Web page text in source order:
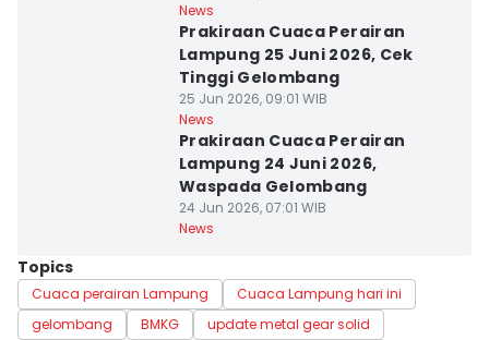
News
Prakiraan Cuaca Perairan
Lampung 25 Juni 2026, Cek
Tinggi Gelombang
25 Jun 2026, 09:01 WIB
News
Prakiraan Cuaca Perairan
Lampung 24 Juni 2026,
Waspada Gelombang
24 Jun 2026, 07:01 WIB
News
Topics
Cuaca perairan Lampung
Cuaca Lampung hari ini
gelombang
BMKG
update metal gear solid